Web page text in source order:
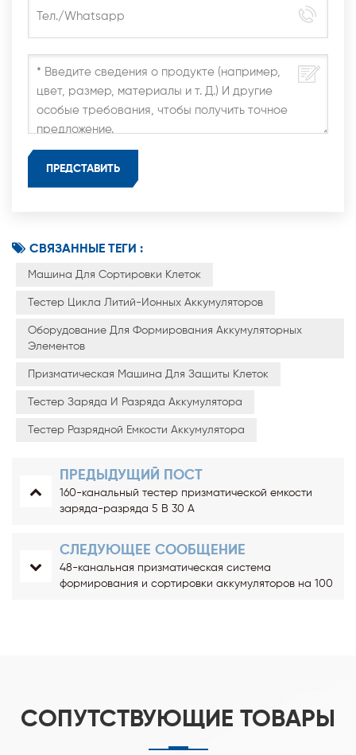
СВЯЗАННЫЕ ТЕГИ :
Машина Для Сортировки Клеток
Тестер Цикла Литий-Ионных Аккумуляторов
Оборудование Для Формирования Аккумуляторных
Элементов
Призматическая Машина Для Защиты Клеток
Тестер Заряда И Разряда Аккумулятора
Тестер Разрядной Емкости Аккумулятора
ПРЕДЫДУЩИЙ ПОСТ
160-канальный тестер призматической емкости
заряда-разряда 5 В 30 А
СЛЕДУЮЩЕЕ СООБЩЕНИЕ
48-канальная призматическая система
формирования и сортировки аккумуляторов на 100
СОПУТСТВУЮЩИЕ ТОВАРЫ